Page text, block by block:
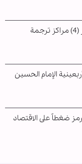
العتبة الحسينية تنشر (4) مراكز ترجمة
الإمام الحسين
ضغطاً على الاقتصاد